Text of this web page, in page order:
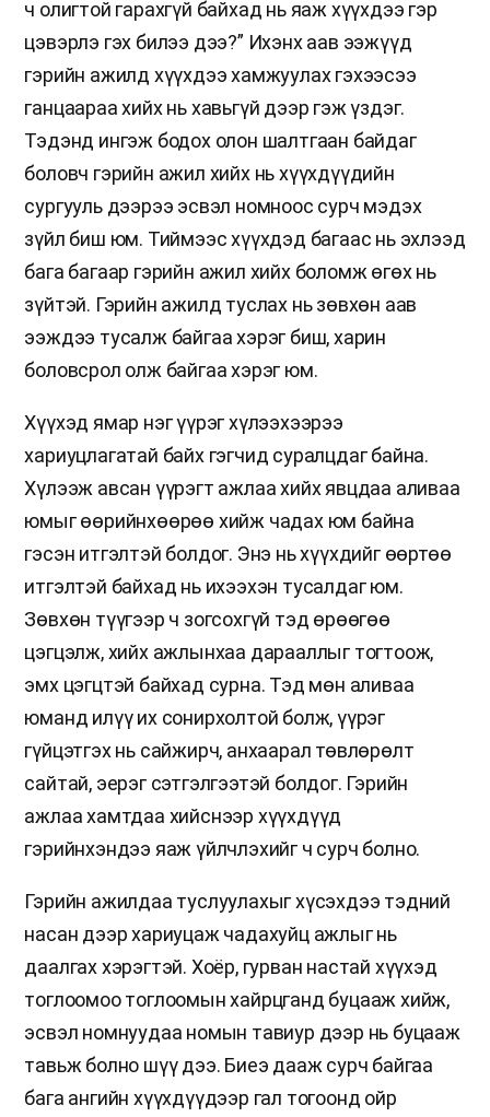
ч олигтой гарахгүй байхад нь яаж хүүхдээ гэр
цэвэрлэ гэх билээ дээ?” Ихэнх аав ээжүүд
гэрийн ажилд хүүхдээ хамжуулах гэхээсээ
ганцаараа хийх нь хавьгүй дээр гэж үздэг.
Тэдэнд ингэж бодох олон шалтгаан байдаг
боловч гэрийн ажил хийх нь хүүхдүүдийн
сургууль дээрээ эсвэл номноос сурч мэдэх
зүйл биш юм. Тиймээс хүүхдэд багаас нь эхлээд
бага багаар гэрийн ажил хийх боломж өгөх нь
зүйтэй. Гэрийн ажилд туслах нь зөвхөн аав
ээждээ тусалж байгаа хэрэг биш, харин
боловсрол олж байгаа хэрэг юм.
Хүүхэд ямар нэг үүрэг хүлээхээрээ
хариуцлагатай байх гэгчид суралцдаг байна.
Хүлээж авсан үүрэгт ажлаа хийх явцдаа аливаа
юмыг өөрийнхөөрөө хийж чадах юм байна
гэсэн итгэлтэй болдог. Энэ нь хүүхдийг өөртөө
итгэлтэй байхад нь ихээхэн тусалдаг юм.
Зөвхөн түүгээр ч зогсохгүй тэд өрөөгөө
цэгцэлж, хийх ажлынхаа дарааллыг тогтоож,
эмх цэгцтэй байхад сурна. Тэд мөн аливаа
юманд илүү их сонирхолтой болж, үүрэг
гүйцэтгэх нь сайжирч, анхаарал төвлөрөлт
сайтай, эерэг сэтгэлгээтэй болдог. Гэрийн
ажлаа хамтдаа хийснээр хүүхдүүд
гэрийнхэндээ яаж үйлчлэхийг ч сурч болно.
Гэрийн ажилдаа туслуулахыг хүсэхдээ тэдний
насан дээр хариуцаж чадахуйц ажлыг нь
даалгах хэрэгтэй. Хоёр, гурван настай хүүхэд
тоглоомоо тоглоомын хайрцганд буцааж хийж,
эсвэл номнуудаа номын тавиур дээр нь буцааж
тавьж болно шүү дээ. Биеэ дааж сурч байгаа
бага ангийн хүүхдүүдээр гал тогоонд ойр